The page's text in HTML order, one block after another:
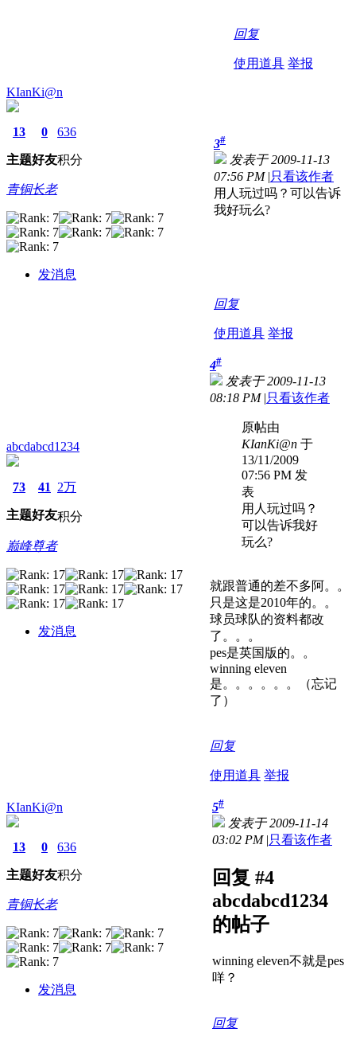
回复
使用道具 举报
KIanKi@n
13
主题
0
好友
636
积分
青铜长老
发消息
3#
发表于 2009-11-13
07:56 PM |只看该作者
用人玩过吗？可以告诉
我好玩么?
回复
使用道具 举报
abcdabcd1234
73
主题
41
好友
2万
积分
巅峰尊者
发消息
4#
发表于 2009-11-13
08:18 PM |只看该作者
原帖由
KIanKi@n 于
13/11/2009
07:56 PM 发
表
用人玩过吗？
可以告诉我好
玩么?
就跟普通的差不多阿。。
只是这是2010年的。。
球员球队的资料都改
了。。。
pes是英国版的。。
winning eleven
是。。。。。。（忘记
了）
回复
使用道具 举报
KIanKi@n
13
主题
0
好友
636
积分
青铜长老
发消息
5#
发表于 2009-11-14
03:02 PM |只看该作者
回复 #4
abcdabcd1234
的帖子
winning eleven不就是pes
咩？
回复